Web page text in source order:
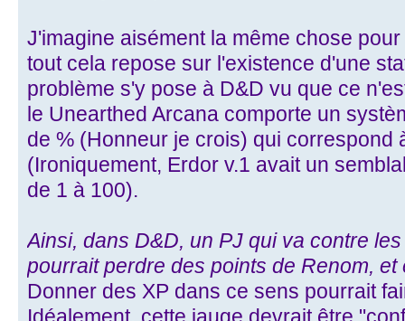
J'imagine aisément la même chose
tout cela repose sur l'existence d'une
problème s'y pose à D&D vu que ce
le Unearthed Arcana comporte un
de % (Honneur je crois) qui correspond
(Ironiquement, Erdor v.1 avait un
de 1 à 100).
Ainsi, dans D&D, un PJ qui va contre
pourrait perdre des points de Renom,
Donner des XP dans ce sens pourrait
Idéalement, cette jauge devrait être